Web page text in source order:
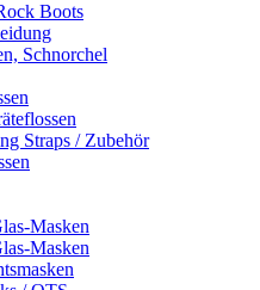
Boots
Schnorchel
Straps / Zubehör
Masken
Masken